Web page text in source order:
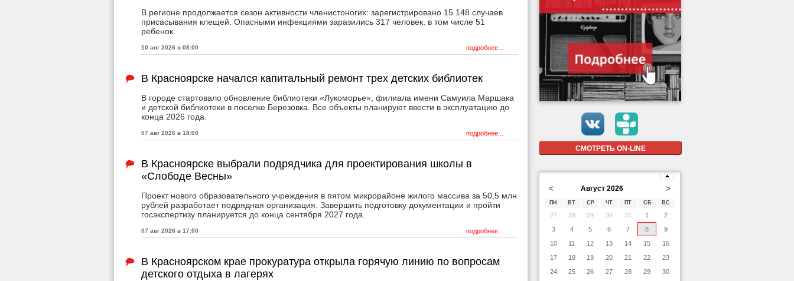
В регионе продолжается сезон активности членистоногих: зарегистрировано 15 148 случаев
присасывания клещей. Опасными инфекциями заразились 317 человек, в том числе 51
ребенок.
10 авг 2026 в 08:00 подробнее...
В Красноярске начался капитальный ремонт трех детских библиотек
В городе стартовало обновление библиотеки «Лукоморье», филиала имени Самуила Маршака
и детской библиотеки в поселке Березовка. Все объекты планируют ввести в эксплуатацию до
конца 2026 года.
07 авг 2026 в 18:00 подробнее...
В Красноярске выбрали подрядчика для проектирования школы в
«Слободе Весны»
Проект нового образовательного учреждения в пятом микрорайоне жилого массива за 50,5 млн
рублей разработает подрядная организация. Завершить подготовку документации и пройти
госэкспертизу планируется до конца сентября 2027 года.
07 авг 2026 в 17:00 подробнее...
В Красноярском крае прокуратура открыла горячую линию по вопросам
детского отдыха в лагерях
СМОТРЕТЬ ON-LINE
< >
Август 2026
ПН ВТ СР ЧТ ПТ СБ ВС
27 28 29 30 31 1
2
3
4 5 6 7 8
9
10
11 12 13 14 15
16
17
18 19 20 21 22
23
24
25 26 27 28 29
30